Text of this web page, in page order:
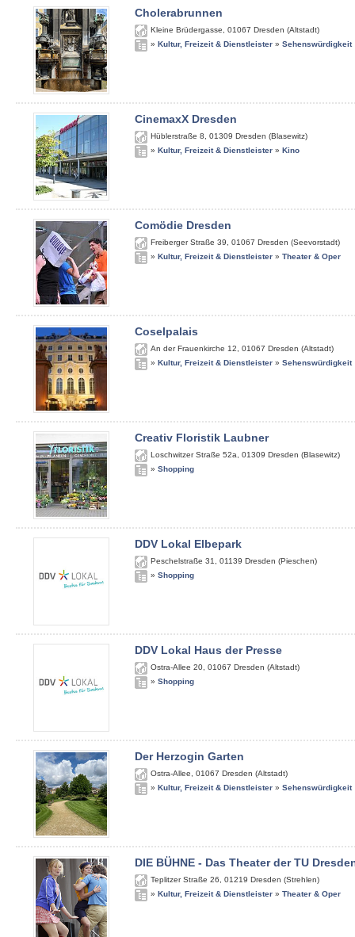
Cholerabrunnen
Kleine Brüdergasse 01067 Dresden (Altstadt)
» Kultur, Freizeit & Dienstleister » Sehenswürdigkeit
CinemaxX Dresden
Hüblerstraße 8 01309 Dresden (Blasewitz)
» Kultur, Freizeit & Dienstleister » Kino
Comödie Dresden
Freiberger Straße 39 01067 Dresden (Seevorstadt)
» Kultur, Freizeit & Dienstleister » Theater & Oper
Coselpalais
An der Frauenkirche 12 01067 Dresden (Altstadt)
» Kultur, Freizeit & Dienstleister » Sehenswürdigkeit
Creativ Floristik Laubner
Loschwitzer Straße 52a 01309 Dresden (Blasewitz)
» Shopping
DDV Lokal Elbepark
Peschelstraße 31 01139 Dresden (Pieschen)
» Shopping
DDV Lokal Haus der Presse
Ostra-Allee 20 01067 Dresden (Altstadt)
» Shopping
Der Herzogin Garten
Ostra-Allee 01067 Dresden (Altstadt)
» Kultur, Freizeit & Dienstleister » Sehenswürdigkeit
DIE BÜHNE - Das Theater der TU
Teplitzer Straße 26 01219 Dresden (Strehlen)
» Kultur, Freizeit & Dienstleister » Theater & Oper